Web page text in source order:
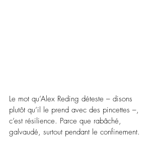
Le mot qu’Alex Reding déteste – disons
plutôt qu’il le prend avec des pincettes –,
c’est résilience. Parce que rabâché,
galvaudé, surtout pendant le confinement.